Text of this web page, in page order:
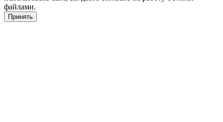
файлами.
Принять